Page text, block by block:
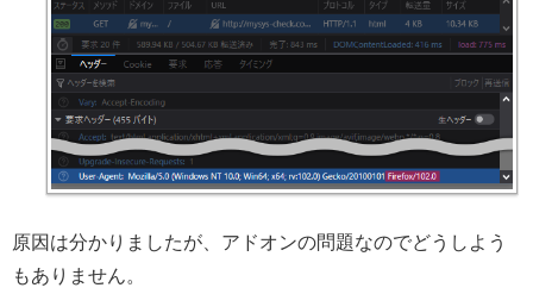
原因は分かりましたが、アドオンの問題なのでどうしよう
もありません。